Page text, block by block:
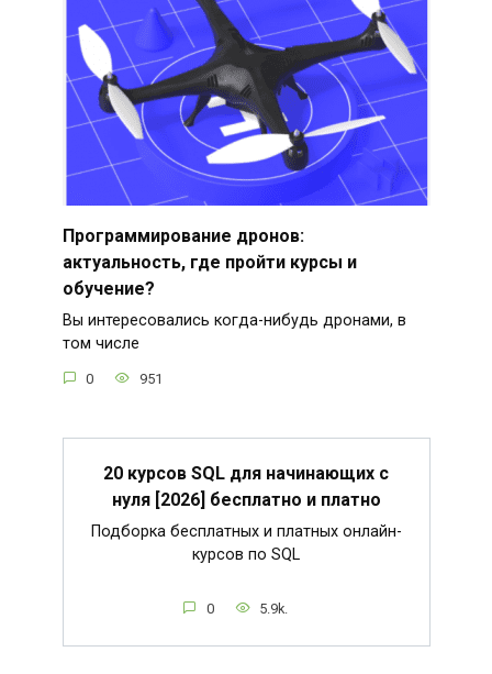
Программирование дронов:
актуальность, где пройти курсы и
обучение?
Вы интересовались когда-нибудь дронами, в
том числе
0 951
20 курсов SQL для начинающих с
нуля [2026] бесплатно и платно
Подборка бесплатных и платных онлайн-
курсов по SQL
0 5.9k.